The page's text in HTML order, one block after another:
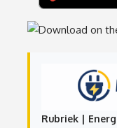
Rubriek |